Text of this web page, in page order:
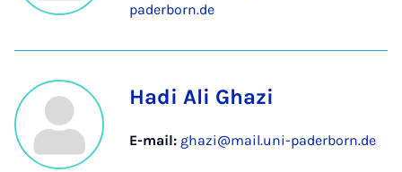
paderborn.de
Hadi Ali Ghazi
E-mail: ghazi@mail.uni-paderborn.de